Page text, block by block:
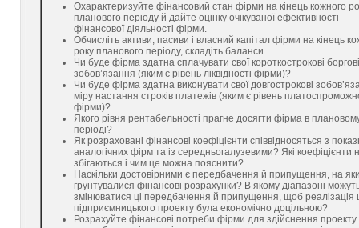
Охарактеризуйте фінансовий стан фірми на кінець кожного
планового періоду й дайте оцінку очікуваної ефективності
фінансової діяльності фірми.
Обчисліть активи, пасиви і власний капітал фірми на кінець
року планового періоду, складіть баланси.
Чи буде фірма здатна сплачувати свої короткострокові боргові
зобов’язання (яким є рівень ліквідності фірми)?
Чи буде фірма здатна виконувати свої довгострокові
міру настання строків платежів (яким є рівень
фірми)?
Якого рівня рентабельності прагне досягти фірма в
періоді?
Як розраховані фінансові коефіцієнти співвідносяться з
аналогічних фірм та із середньогалузевими? Які коефіцієнти
збігаються і чим це можна пояснити?
Наскільки достовірними є передбачення й припущення, на
грунтувалися фінансові розрахунки? В якому діапазоні
змінюватися ці передбачення й припущення, щоб реалізація
підприємницького проекту була економічно доцільною?
Розрахуйте фінансові потреби фірми для здійснення проекту